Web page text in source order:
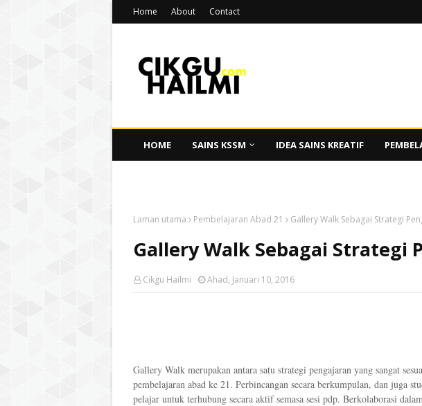
Home About Contact
HOME SAINS KSSM IDEA SAINS KREATIF
Laman utama Pembelajaran Abad 21 Gallery Walk Sebagai Strategi
Gallery Walk Sebagai Strategi
Cikgu Hailmi Ahad, Januari 10, 2016
Gallery Walk merupakan antara satu strategi pengajaran yang sangat
pembelajaran abad ke 21. Perbincangan secara berkumpulan, dan juga
pelajar untuk terhubung secara aktif semasa sesi pdp. Berkolaborasi